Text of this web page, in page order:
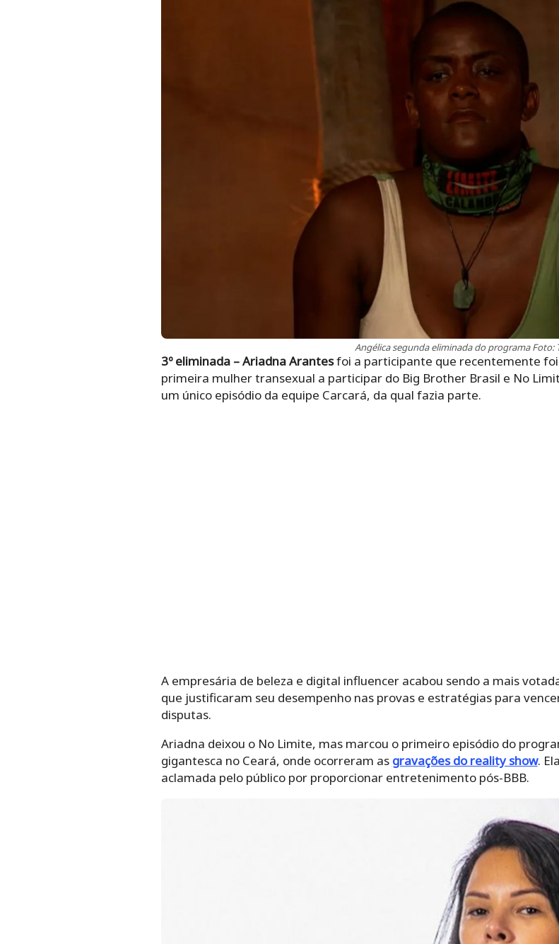
Angélica segunda eliminada do programa Foto:
3º eliminada – Ariadna Arantesfoi a participante que recentemente foi
primeira mulher transexual a participar do Big Brother Brasil e No
um único episódio da equipe Carcará, da qual fazia parte.
A empresária de beleza e digital influencer acabou sendo a mais
que justificaram seu desempenho nas provas e estratégias para
disputas.
Ariadna deixou o No Limite, mas marcou o primeiro episódio do
gigantesca no Ceará, onde ocorreram as gravações do reality show.
aclamada pelo público por proporcionar entretenimento pós-BBB.